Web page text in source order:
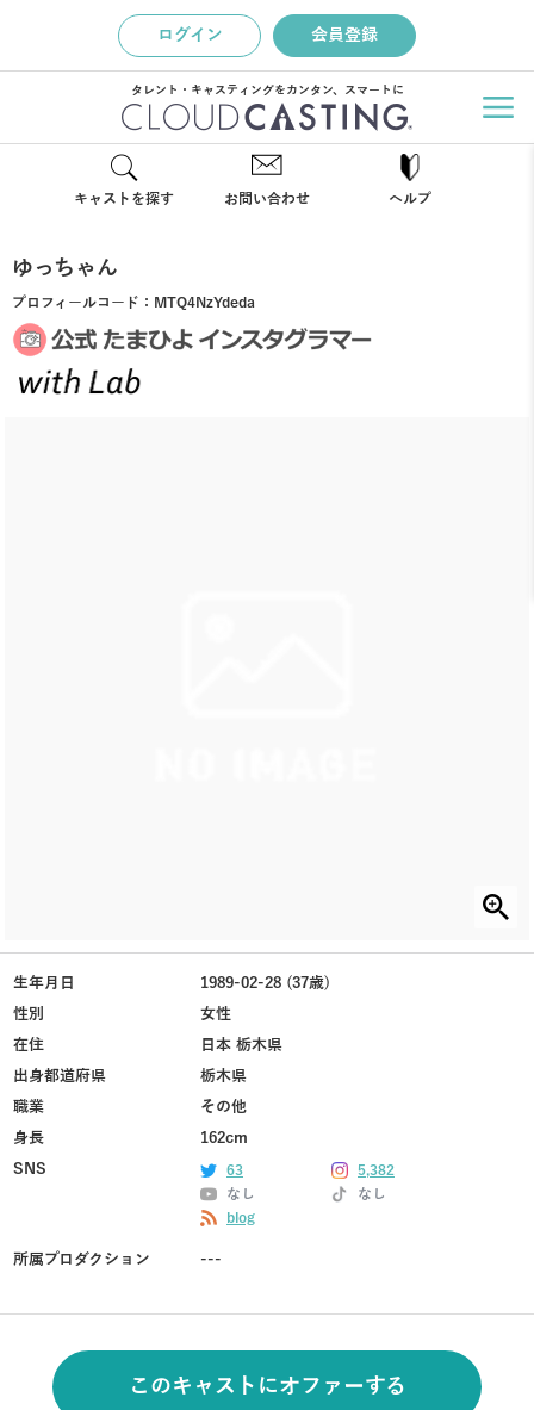
ログイン 会員登録
タレント・キャスティングをカンタン、スマートに
キャストを探す お問い合わせ ヘルプ
ゆっちゃん
プロフィールコード： MTQ4NzYdeda
生年月日
1989-02-28 (37歳)
性別
女性
在住
日本 栃木県
出身都道府県
栃木県
職業
その他
身長
162cm
SNS
63
5,382
なし
なし
blog
所属プロダクション ---
このキャストにオファーする